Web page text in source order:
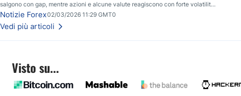
salgono con gap, mentre azioni e alcune valute reagiscono con forte volatilità
e nuovi livelli da monitorare.
Notizie Forex02/03/2026 11:29 GMT0
Vedi più articoli
Visto su...